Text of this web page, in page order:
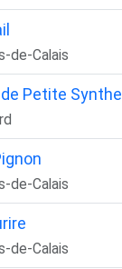
de-Calais
Petite Synthe
de-Calais
de-Calais